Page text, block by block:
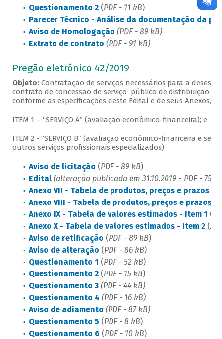
Questionamento 2(PDF - 11 kB)
Parecer Técnico - Análise da documentação da
Aviso de Homologação (PDF - 89 kB)
Extrato de contrato (PDF - 91 kB)
Pregão eletrônico 42/2019
Objeto: Contratação de serviços necessários para a
contrato de concessão de serviço público de distribuição
conforme as especificações deste Edital e de seus Anexos,
ITEM 1 – “SERVIÇO A” (avaliação econômico-financeira); e
ITEM 2 - “SERVIÇO B” (avaliação econômico-financeira e
outros serviços profissionais especializados).
Aviso de licitação (PDF - 89 kB)
Edital (alteração publicada em 31.10.2019- PDF -
Anexo VII - Tabela de produtos, preços e prazos
Anexo VIII - Tabela de produtos, preços e prazos
Anexo IX - Tabela de valores estimados - Item 1 (
Anexo X - Tabela de valores estimados - Item 2(
Aviso de retificação (PDF - 89 kB)
Aviso de alteração (PDF - 86 kB)
Questionamento 1 (PDF - 52 kB)
Questionamento 2(PDF - 15 kB)
Questionamento 3 (PDF - 44 kB)
Questionamento 4 (PDF - 16 kB)
Aviso de adiamento (PDF - 87 kB)
Questionamento 5 (PDF - 8 kB)
Questionamento 6 (PDF - 10 kB)